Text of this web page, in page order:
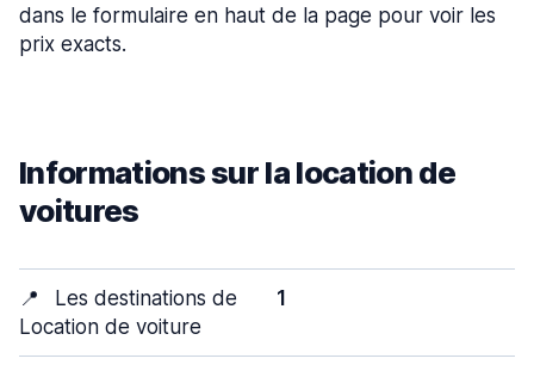
dans le formulaire en haut de la page pour voir les
prix exacts.
Informations sur la location de
voitures
📍
Les destinations de
Location de voiture
1